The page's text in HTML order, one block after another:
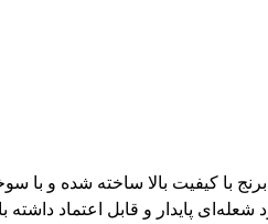
برنج با کیفیت بالا ساخته شده و با
پایدار و قابل اعتماد داشته